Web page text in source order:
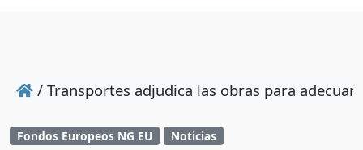
/ Transportes adjudica las obras para
Fondos Europeos NG EU Noticias